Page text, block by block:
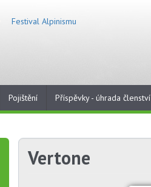
Festival Alpinismu
Pojištění Příspěvky - úhrada členství
Vertone